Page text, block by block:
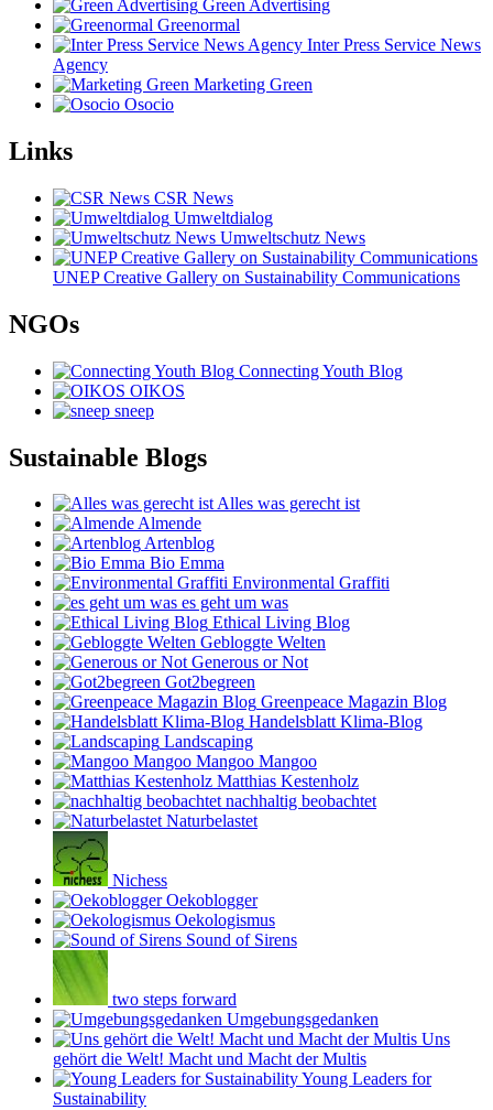
Green Advertising
Greenormal
Inter Press Service News
Agency
Marketing Green
Osocio
Links
CSR News
Umweltdialog
Umweltschutz News
UNEP Creative Gallery on Sustainability Communications
NGOs
Connecting Youth Blog
OIKOS
sneep
Sustainable Blogs
Alles was gerecht ist
Almende
Artenblog
Bio Emma
Environmental Graffiti
es geht um was
Ethical Living Blog
Gebloggte Welten
Generous or Not
Got2begreen
Greenpeace Magazin Blog
Handelsblatt Klima-Blog
Landscaping
Mangoo Mangoo
Matthias Kestenholz
nachhaltig beobachtet
Naturbelastet
Nichess
Oekoblogger
Oekologismus
Sound of Sirens
two steps forward
Umgebungsgedanken
Uns
gehört die Welt! Macht und Macht der Multis
Young Leaders for
Sustainability